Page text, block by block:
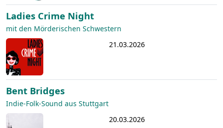
Ladies Crime Night
mit den Mörderischen Schwestern
21.03.2026
Bent Bridges
Indie-Folk-Sound aus Stuttgart
20.03.2026